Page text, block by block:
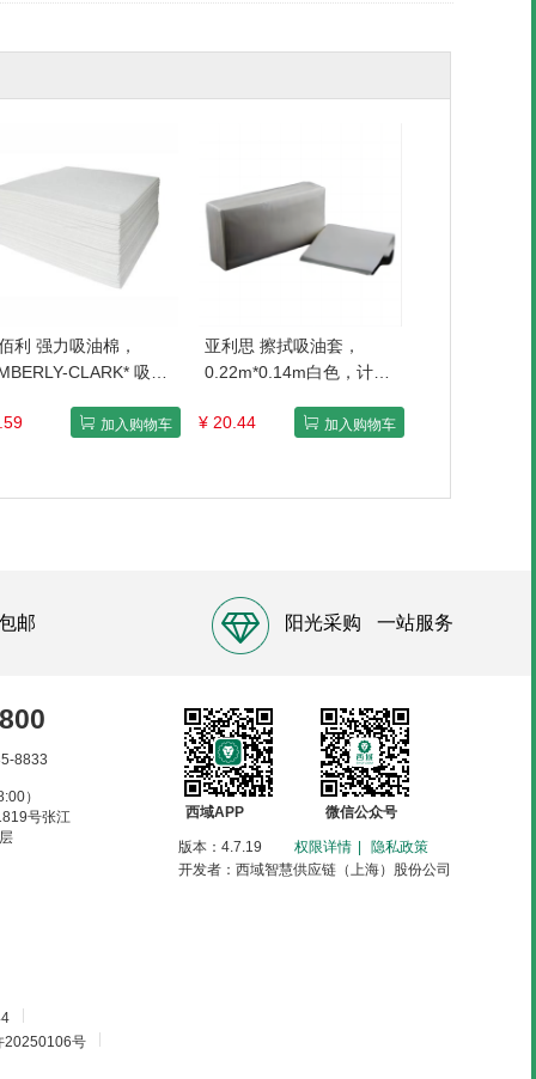
利 强力吸油棉，
CLARK* 吸油
CLARK* 吸油
加入购物车
亚利思 擦拭吸油套，
0.22m*0.14m白色，计量
¥ 20.44
加入购物车
邮 阳光采购 一站服务
8833
）
号张江
微信公众号
西域APP
版本：4.7.19 权限详情
隐私政策
开发者：西域智慧供应链（上海）股份公司
20250106号